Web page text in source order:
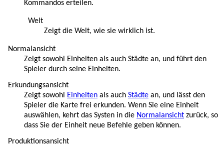
Kommandos erteilen.
Welt
Zeigt die Welt, wie sie wirklich ist.
Normalansicht
Zeigt sowohl Einheiten als auch Städte an, und führt den
Spieler durch seine Einheiten.
Erkundungsansicht
Zeigt sowohl
Einheiten als auch Städte an, und lässt den
Spieler die Karte frei erkunden. Wenn Sie eine Einheit
auswählen, kehrt das Systen in die Normalansicht zurück, so
dass Sie der Einheit neue Befehle geben können.
Produktionsansicht